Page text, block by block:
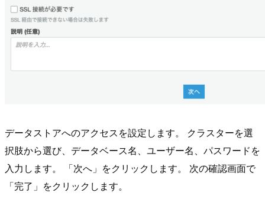
データストアへのアクセスを設定します。 クラスターを選
択肢から選び、データベース名、ユーザー名、パスワードを
入力します。 「次へ」をクリックします。 次の確認画面で
「完了」をクリックします。